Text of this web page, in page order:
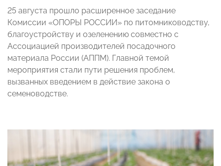
25 августа прошло расширенное заседание
Комиссии «ОПОРЫ РОССИИ» по питомниководству,
благоустройству и озеленению совместно с
Ассоциацией производителей посадочного
материала России (АППМ). Главной темой
мероприятия стали пути решения проблем,
вызванных введением в действие закона о
семеноводстве.